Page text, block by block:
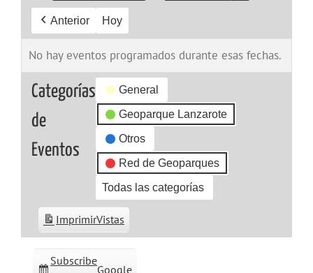
Anterior Hoy
No hay eventos programados durante esas fechas.
Categorías
de
Eventos
General
Geoparque Lanzarote
Otros
Red de Geoparques
Todas las categorías
Subscribe
Google
ImprimirVistas